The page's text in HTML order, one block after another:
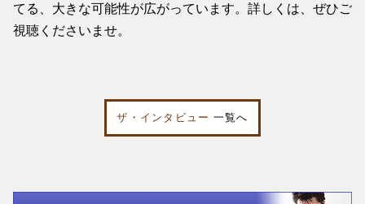
てる、大きな可能性が広がっています。詳しくは、ぜひご
視聴くださいませ。
ザ・インタビュー 一覧へ